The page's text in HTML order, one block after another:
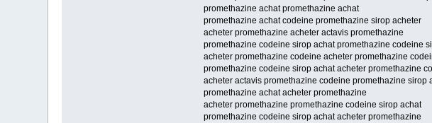
promethazine achat promethazine achat
promethazine achat codeine promethazine sirop acheter
acheter promethazine acheter actavis promethazine
promethazine codeine sirop achat promethazine codeine
acheter promethazine codeine acheter promethazine
promethazine codeine sirop achat acheter promethazine
acheter actavis promethazine codeine promethazine sirop
promethazine achat acheter promethazine
acheter promethazine promethazine codeine sirop achat
promethazine codeine sirop achat acheter promethazine